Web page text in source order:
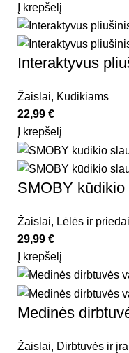
Į krepšelį
Interaktyvus
Žaislai, Kūdikiams
22,99 €
Į krepšelį
SMOBY
Žaislai, Lėlės ir priedai
29,99 €
Į krepšelį
Medinės
Žaislai, Dirbtuvės ir